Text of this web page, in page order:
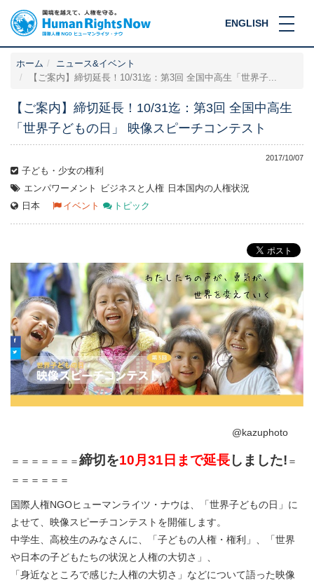
ENGLISH
ホーム
ニュース&イベント
【ご案内】締切延長！10/31迄：第3回 全国中高生「世界子...
【ご案内】締切延長！10/31迄：第3回 全国中高生
「世界子どもの日」 映像スピーチコンテスト
2017/10/07
子ども・少女の権利
エンパワーメント
ビジネスと人権 日本国内の人権状況
日本
イベント トピック
@kazuphoto
＝＝＝＝＝＝＝締切を10月31日まで延長しました! ＝
＝＝＝＝＝＝
国際人権NGOヒューマンライツ・ナウは、「世界子どもの日」に
よせて、映像スピーチコンテストを開催します。
中学生、高校生のみなさんに、「子どもの人権・権利」、「世界
や日本の子どもたちの状況と人権の大切さ」、
「身近なところで感じた人権の大切さ」などについて語った映像